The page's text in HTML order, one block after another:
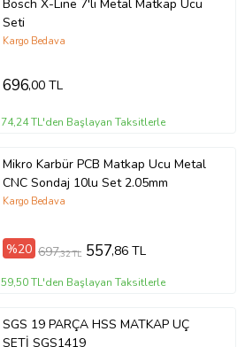
Bosch X-Line 7'li Metal Matkap Ucu
Seti
Kargo Bedava
696,00 TL
74,24 TL'den Başlayan Taksitlerle
Mikro Karbür PCB Matkap Ucu Metal
CNC Sondaj 10lu Set 2.05mm
Kargo Bedava
%20 697,32 TL 557,86 TL
59,50 TL'den Başlayan Taksitlerle
SGS 19 PARÇA HSS MATKAP UÇ
SETİ SGS1419